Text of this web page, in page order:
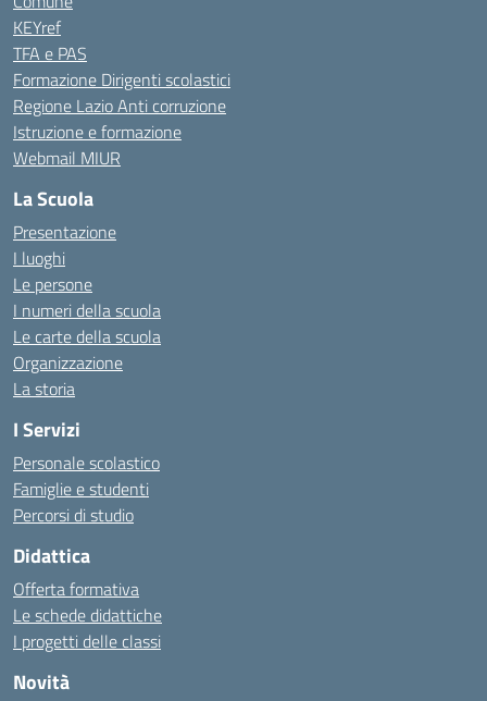
KEYref
TFA e PAS
Formazione Dirigenti scolastici
Regione Lazio Anti corruzione
Istruzione e formazione
Webmail MIUR
La Scuola
Presentazione
I luoghi
Le persone
I numeri della scuola
Le carte della scuola
Organizzazione
La storia
I Servizi
Personale scolastico
Famiglie e studenti
Percorsi di studio
Didattica
Offerta formativa
Le schede didattiche
I progetti delle classi
Novità